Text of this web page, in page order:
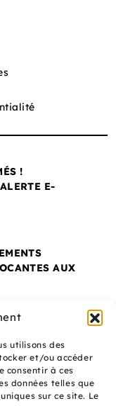
utilisons des
et/ou accéder
consentir à ces
données telles que
sur ce site. Le
!
E-
AUX